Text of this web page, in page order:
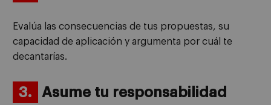
Evalúa las consecuencias de tus propuestas, su
capacidad de aplicación y argumenta por cuál te
decantarías.
3. Asume tu responsabilidad